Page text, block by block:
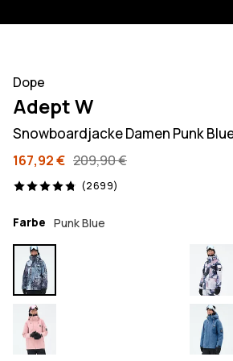
Dope
Adept W
Snowboardjacke Damen Punk
167,92 € 209,90 €
(2699)
2699 Reviews, 4.8/5
Farbe Punk Blue